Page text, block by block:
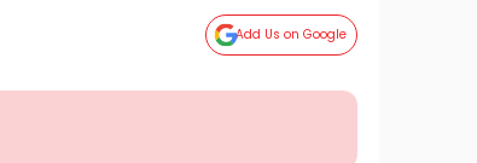
Add Us on Google